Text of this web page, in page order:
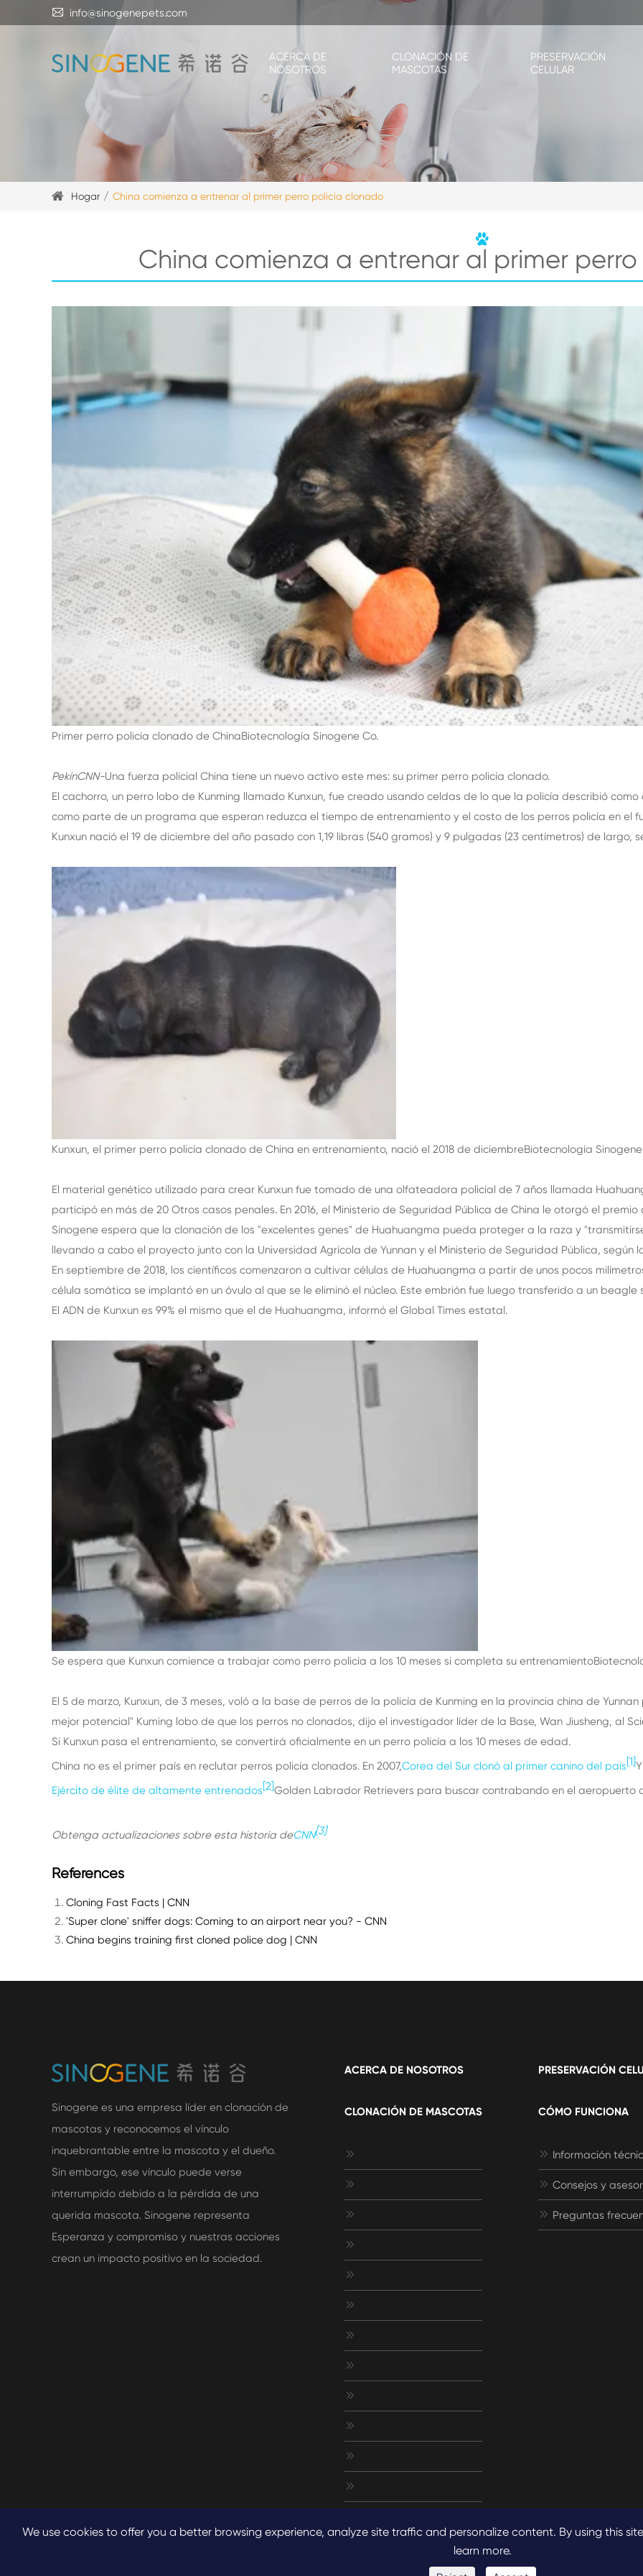
 info@sinogenepets.com
ACERCA DE
NOSOTROS
CLONACIÓN DE
MASCOTAS
PRESERVACIÓN
CELULAR
Hogar China comienza a entrenar al primer perro policía clonado
China comienza a entrenar al primer
Primer perro policía clonado de ChinaBiotecnología Sinogene Co.
PekínCNN-Una fuerza policial China tiene un nuevo activo este mes: su primer perro policía clonado.
El cachorro, un perro lobo de Kunming llamado Kunxun, fue creado usando celdas de lo que la policía describió
como parte de un programa que esperan reduzca el tiempo de entrenamiento y el costo de los perros policía en el
Kunxun nació el 19 de diciembre del año pasado con 1,19 libras (540 gramos) y 9 pulgadas (23 centímetros) de largo,
Kunxun, el primer perro policía clonado de China en entrenamiento, nació el 2018 de diciembreBiotecnología
El material genético utilizado para crear Kunxun fue tomado de una olfateadora policial de 7 años llamada
participó en más de 20 Otros casos penales. En 2016, el Ministerio de Seguridad Pública de China le otorgó el
Sinogene espera que la clonación de los "excelentes genes" de Huahuangma pueda proteger a la raza y
llevando a cabo el proyecto junto con la Universidad Agrícola de Yunnan y el Ministerio de Seguridad Pública, según
En septiembre de 2018, los científicos comenzaron a cultivar células de Huahuangma a partir de unos pocos
célula somática se implantó en un óvulo al que se le eliminó el núcleo. Este embrión fue luego transferido a un beagle
El ADN de Kunxun es 99% el mismo que el de Huahuangma, informó el Global Times estatal.
Se espera que Kunxun comience a trabajar como perro policía a los 10 meses si completa su entrenamiento
El 5 de marzo, Kunxun, de 3 meses, voló a la base de perros de la policía de Kunming en la provincia china de
mejor potencial" Kuming lobo de que los perros no clonados, dijo el investigador líder de la Base, Wan Jiusheng, al
Si Kunxun pasa el entrenamiento, se convertirá oficialmente en un perro policía a los 10 meses de edad.
China no es el primer país en reclutar perros policía clonados. En 2007,Corea del Sur clonó al primer canino del país[1]
Ejército de élite de altamente entrenados[2]Golden Labrador Retrievers para buscar contrabando en el aeropuerto
Obtenga actualizaciones sobre esta historia deCNN[3]
References
Cloning Fast Facts | CNN
'Super clone' sniffer dogs: Coming to an airport near you? - CNN
China begins training first cloned police dog | CNN
Sinogene es una empresa líder en clonación de
mascotas y reconocemos el vínculo
inquebrantable entre la mascota y el dueño.
Sin embargo, ese vínculo puede verse
interrumpido debido a la pérdida de una
querida mascota. Sinogene representa
Esperanza y compromiso y nuestras acciones
crean un impacto positivo en la sociedad.
ACERCA DE NOSOTROS
CLONACIÓN DE MASCOTAS












PRESERVACIÓN
CÓMO FUNCIONA
 Información
 Consejos y
 Preguntas
We use cookies to offer you a better browsing experience, analyze site traffic and personalize content. By using this
learn more.